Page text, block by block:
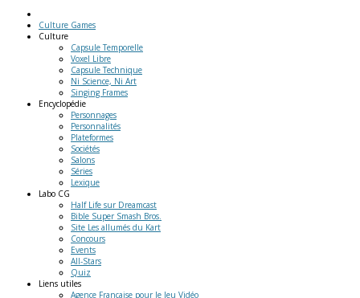
Culture Games
Culture
Capsule Temporelle
Voxel Libre
Capsule Technique
Ni Science, Ni Art
Singing Frames
Encyclopédie
Personnages
Personnalités
Plateformes
Sociétés
Salons
Séries
Lexique
Labo CG
Half Life sur Dreamcast
Bible Super Smash Bros.
Site Les allumés du Kart
Concours
Events
All-Stars
Quiz
Liens utiles
Agence Française pour le Jeu Vidéo